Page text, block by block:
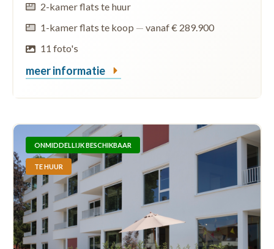
2-kamer flats te huur
1-kamer flats te koop — vanaf € 289.900
11 foto's
meer informatie
ONMIDDELLIJK BESCHIKBAAR
TE HUUR